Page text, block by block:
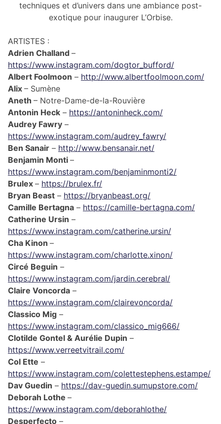
techniques et d’univers dans une ambiance post-
exotique pour inaugurer L’Orbise.
ARTISTES :
Adrien Challand –
https://www.instagram.com/dogtor_bufford/
Albert Foolmoon – http://www.albertfoolmoon.com/
Alix – Sumène
Aneth – Notre-Dame-de-la-Rouvière
Antonin Heck – https://antoninheck.com/
Audrey Fawry –
https://www.instagram.com/audrey_fawry/
Ben Sanair – http://www.bensanair.net/
Benjamin Monti –
https://www.instagram.com/benjaminmonti2/
Brulex – https://brulex.fr/
Bryan Beast – https://bryanbeast.org/
Camille Bertagna – https://camille-bertagna.com/
Catherine Ursin –
https://www.instagram.com/catherine.ursin/
Cha Kinon –
https://www.instagram.com/charlotte.xinon/
Circé Beguin –
https://www.instagram.com/jardin.cerebral/
Claire Voncorda –
https://www.instagram.com/clairevoncorda/
Classico Mig –
https://www.instagram.com/classico_mig666/
Clotilde Gontel & Aurélie Dupin –
https://www.verreetvitrail.com/
Col Ette –
https://www.instagram.com/colettestephens.estampe/
Dav Guedin – https://dav-guedin.sumupstore.com/
Deborah Lothe –
https://www.instagram.com/deborahlothe/
Desperfecto –